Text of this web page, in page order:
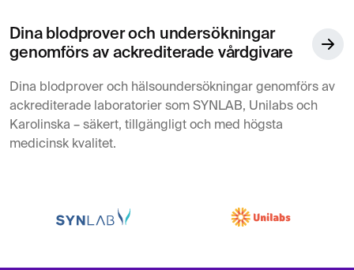
Dina blodprover och undersökningar
genomförs av ackrediterade vårdgivare
Dina blodprover och hälsoundersökningar genomförs av
ackrediterade laboratorier som SYNLAB, Unilabs och
Karolinska – säkert, tillgängligt och med högsta
medicinsk kvalitet.